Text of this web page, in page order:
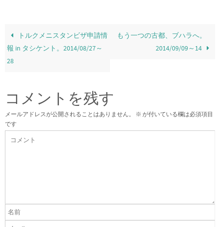
トルクメニスタンビザ申請情
報 in タシケント。2014/08/27～
28
もう一つの古都、ブハラへ。
2014/09/09～14
コメントを残す
メールアドレスが公開されることはありません。 ※ が付いている欄は必須項目
です